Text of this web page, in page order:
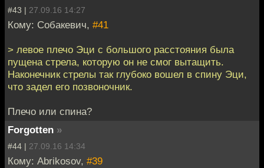
#43 | 27.09.16 14:27
Кому: Собакевич, #41
> левое плечо Эци с большого расстояния была
пущена стрела, которую он не смог вытащить.
Наконечник стрелы так глубоко вошел в спину Эци,
что задел его позвоночник.
Плечо или спина?
Forgotten »
#44 | 27.09.16 14:34
Кому: Abrikosov, #39